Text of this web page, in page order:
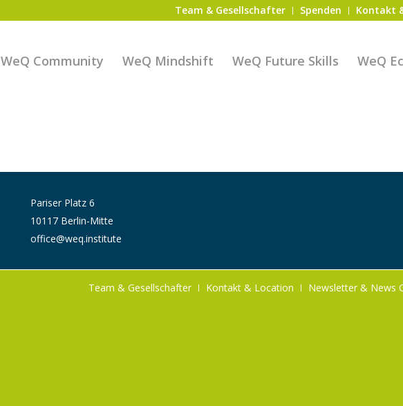
Team & Gesellschafter Spenden Kontakt
WeQ Community WeQ Mindshift WeQ Future Skills WeQ
Pariser Platz 6
10117 Berlin-Mitte
office@weq.institute
Team & Gesellschafter Kontakt & Location Newsletter & News